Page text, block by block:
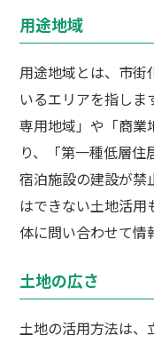
用途地域
用途地域とは、市街
いるエリアを指しま
専用地域」や「商業
り、「第一種低層住
宿泊施設の建設が禁
はできない土地活
体に問い合わせて情
土地の広さ
土地の活用方法は、